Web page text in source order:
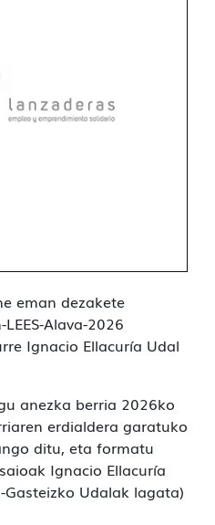
eman dezakete
Alava-2026
Ignacio Ellacuría Udal
anezka berria 2026ko
erdialdera garatuko
ditu, eta formatu
Ignacio Ellacuría
Udalak lagata)